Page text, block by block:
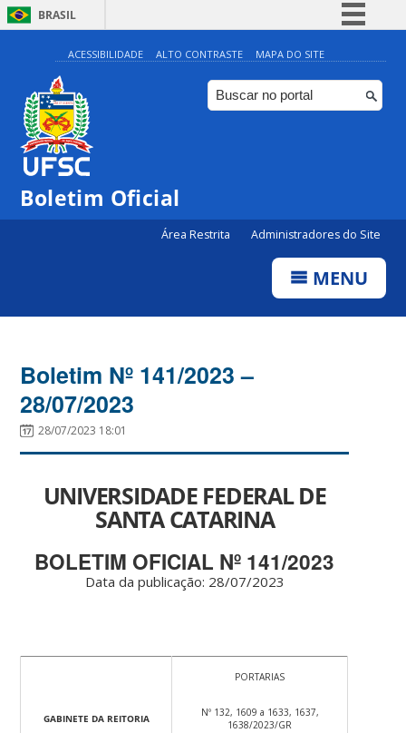
BRASIL
Simplifique!
Comunica BR
Participe
ACESSIBILIDADE ALTO CONTRASTE MAPA DO SITE
Boletim Oficial
Área Restrita Administradores do Site
MENU
Boletim Nº 141/2023 –
28/07/2023
28/07/2023 18:01
UNIVERSIDADE FEDERAL DE
SANTA CATARINA
BOLETIM OFICIAL Nº 141/2023
Data da publicação: 28/07/2023
GABINETE DA REITORIA
PORTARIAS
Nº 132, 1609 a 1633, 1637,
1638/2023/GR